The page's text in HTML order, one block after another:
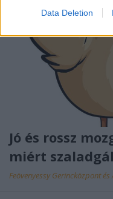
Data Deletion
Jó és rossz
miért
Feövenyessy Gerincközpont